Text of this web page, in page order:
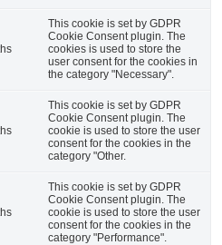
This cookie is set by GDPR
Cookie Consent plugin. The
cookies is used to store the
user consent for the cookies in
the category "Necessary".
This cookie is set by GDPR
Cookie Consent plugin. The
cookie is used to store the user
consent for the cookies in the
category "Other.
This cookie is set by GDPR
Cookie Consent plugin. The
cookie is used to store the user
consent for the cookies in the
category "Performance".